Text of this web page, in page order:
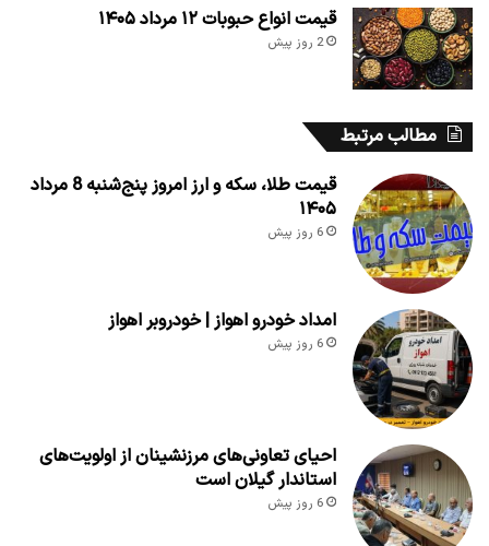
قیمت انواع حبوبات ۱۲ مرداد ۱۴۰۵
2 روز پیش
مطالب مرتبط
قیمت طلا، سکه و ارز امروز پنج‌شنبه 8 مرداد
۱۴۰۵
6 روز پیش
امداد خودرو اهواز | خودروبر اهواز
6 روز پیش
احیای تعاونی‌های مرزنشینان از اولویت‌های
استاندار گیلان است
6 روز پیش